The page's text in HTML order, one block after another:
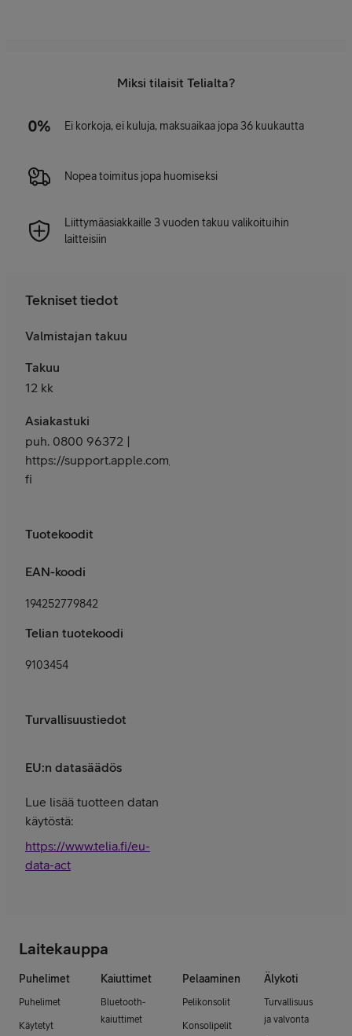
Miksi tilaisit Telialta?
Ei korkoja, ei kuluja, maksuaikaa jopa 36 kuukautta
Nopea toimitus jopa huomiseksi
Liittymäasiakkaille 3 vuoden takuu valikoituihin
laitteisiin
Tekniset tiedot
Valmistajan takuu
Takuu
12 kk
Asiakastuki
puh. 0800 96372 |
https://support.apple.com/fi-
fi
Tuotekoodit
EAN-koodi
194252779842
Telian tuotekoodi
9103454
Turvallisuustiedot
EU:n datasäädös
Lue lisää tuotteen datan
käytöstä:
https://www.telia.fi/eu-
data-act
Laitekauppa
Puhelimet
Puhelimet
Käytetyt
Kaiuttimet
Bluetooth-
kaiuttimet
Pelaaminen
Pelikonsolit
Konsolipelit
Älykoti
Turvallisuus
ja valvonta